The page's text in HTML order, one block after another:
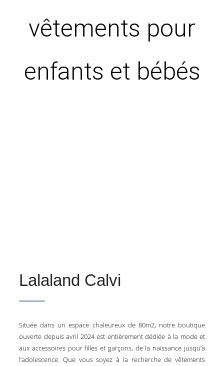
vêtements pour
enfants et bébés
Lalaland Calvi
Située dans un espace chaleureux de 80m2, notre boutique
ouverte depuis avril 2024 est entièrement dédiée à la mode et
aux accessoires pour filles et garçons, de la naissance jusqu’à
l’adolescence. Que vous soyez à la recherche de vêtements